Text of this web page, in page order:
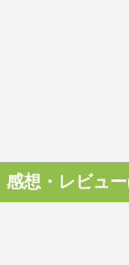
感想・レビュ